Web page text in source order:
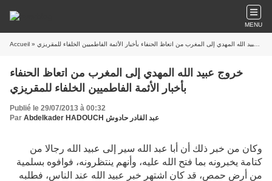
MENU
Accueil » خروج عبيد الله المهدي إلى المغرب من اتعاظ الحنفاء بأخبار الأئمة الفاطميين الخلفاء للمقريزي
خروج عبيد الله المهدي إلى المغرب من اتعاظ الحنفاء
بأخبار الأئمة الفاطميين الخلفاء للمقريزي
Publié le 29/07/2013 à 00:32
Par
Abdelkader HADOUCH عبد القادر حادوش
وكان من خبر ذلك أن أبا عبد الله سير إلى عبيد الله رجالا من
كتامة يخبرونه بما فتح الله عليه، وأنهم ينتظرونه، فوافوه بسلمية
من أرض حمص، قد كان اشتهر خبر عبيد الله عند الناس، فطلبه